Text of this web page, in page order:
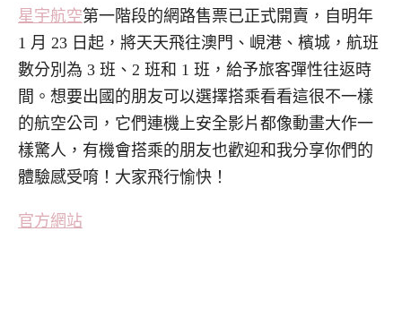
星宇航空第一階段的網路售票已正式開賣，自明年
1 月 23 日起，將天天飛往澳門、峴港、檳城，航班
數分別為 3 班、2 班和 1 班，給予旅客彈性往返時
間。想要出國的朋友可以選擇搭乘看看這很不一樣
的航空公司，它們連機上安全影片都像動畫大作一
樣驚人，有機會搭乘的朋友也歡迎和我分享你們的
體驗感受唷！大家飛行愉快！
官方網站